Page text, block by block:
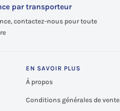
par transporteur
contactez-nous pour toute
EN SAVOIR PLUS
À propos
Conditions générales de vente